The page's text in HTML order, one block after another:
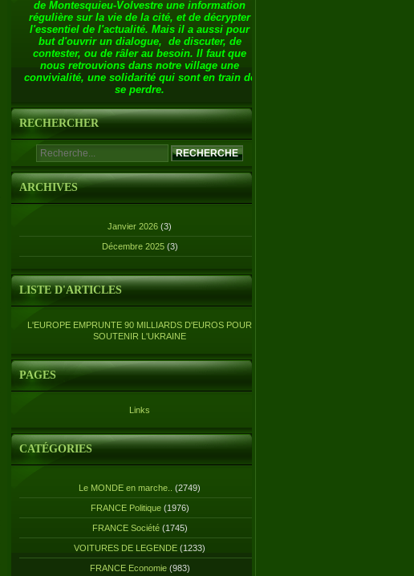
de Montesquieu-Volvestre une information
régulière sur la vie de la cité, et de décrypter
l'essentiel de l'actualité. Mais il a aussi pour
but d'ouvrir un dialogue, de discuter, de
contester, ou de râler au besoin. Il faut que
nous retrouvions dans notre village une
convivialité, une solidarité qui sont en train de
se perdre.
RECHERCHER
ARCHIVES
Janvier 2026 (3)
Décembre 2025 (3)
LISTE D'ARTICLES
L'EUROPE EMPRUNTE 90 MILLIARDS D'EUROS POUR
SOUTENIR L'UKRAINE
PAGES
Links
CATÉGORIES
Le MONDE en marche.. (2749)
FRANCE Politique(1976)
FRANCE Société(1745)
VOITURES DE LEGENDE (1233)
FRANCE Economie(983)